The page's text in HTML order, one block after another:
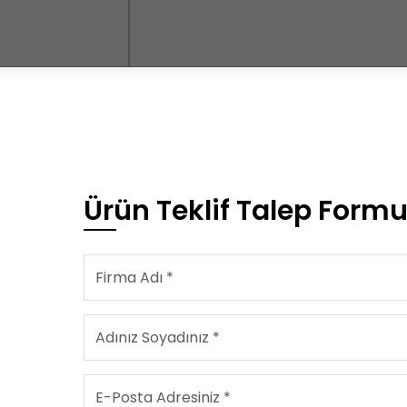
Ürün Teklif Talep Formu